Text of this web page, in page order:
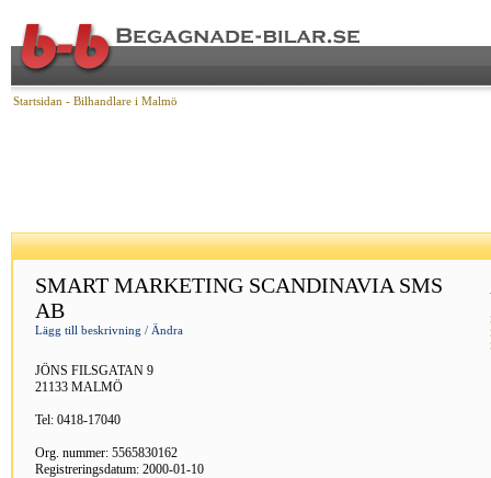
Startsidan - Bilhandlare i Malmö
SMART MARKETING SCANDINAVIA SMS
AB
Lägg till beskrivning / Ändra
JÖNS FILSGATAN 9
21133 MALMÖ
Tel: 0418-17040
Org. nummer: 5565830162
Registreringsdatum: 2000-01-10